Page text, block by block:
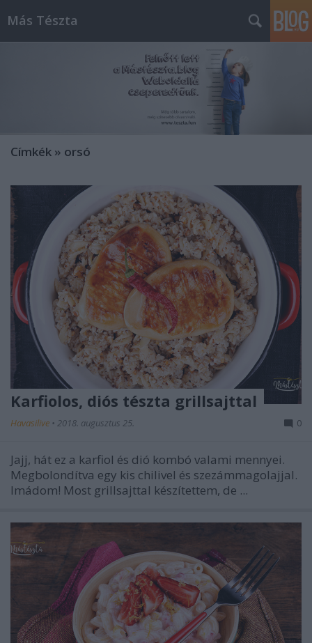
Más Tészta
Címkék » orsó
Karfiolos, diós tészta grillsajttal
Havasilive • 2018. augusztus 25. 0
Jajj, hát ez a karfiol és dió kombó valami mennyei.
Megbolondítva egy kis chilivel és szezámmagolajjal.
Imádom! Most grillsajttal készítettem, de ...